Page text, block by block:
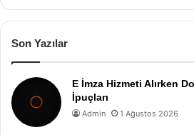
Son Yazılar
E İmza Hizmeti Alırken
İpuçları
Admin 1 Ağustos 2026